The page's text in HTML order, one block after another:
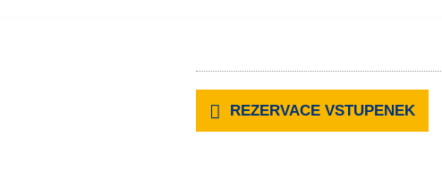
REZERVACE VSTUPENEK